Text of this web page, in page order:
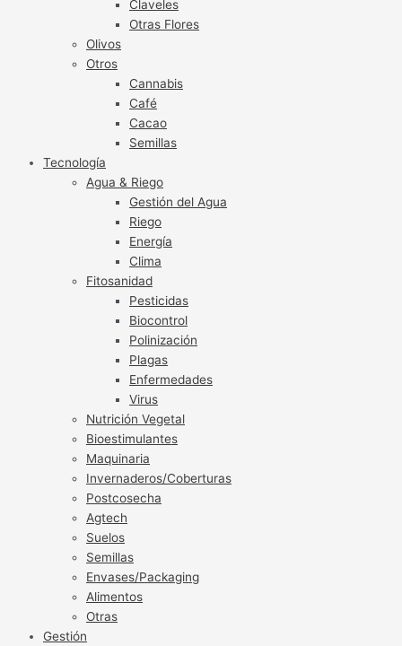
Claveles
Otras Flores
Olivos
Otros
Cannabis
Café
Cacao
Semillas
Tecnología
Agua & Riego
Gestión del Agua
Riego
Energía
Clima
Fitosanidad
Pesticidas
Biocontrol
Polinización
Plagas
Enfermedades
Virus
Nutrición Vegetal
Bioestimulantes
Maquinaria
Invernaderos/Coberturas
Postcosecha
Agtech
Suelos
Semillas
Envases/Packaging
Alimentos
Otras
Gestión